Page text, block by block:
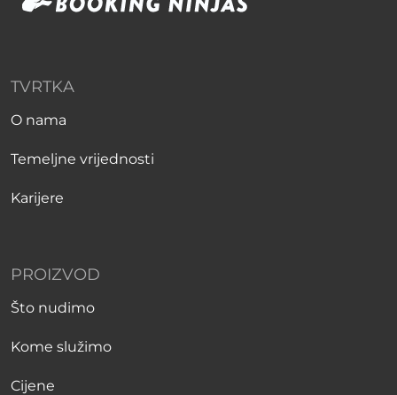
TVRTKA
O nama
Temeljne vrijednosti
Karijere
PROIZVOD
Što nudimo
Kome služimo
Cijene